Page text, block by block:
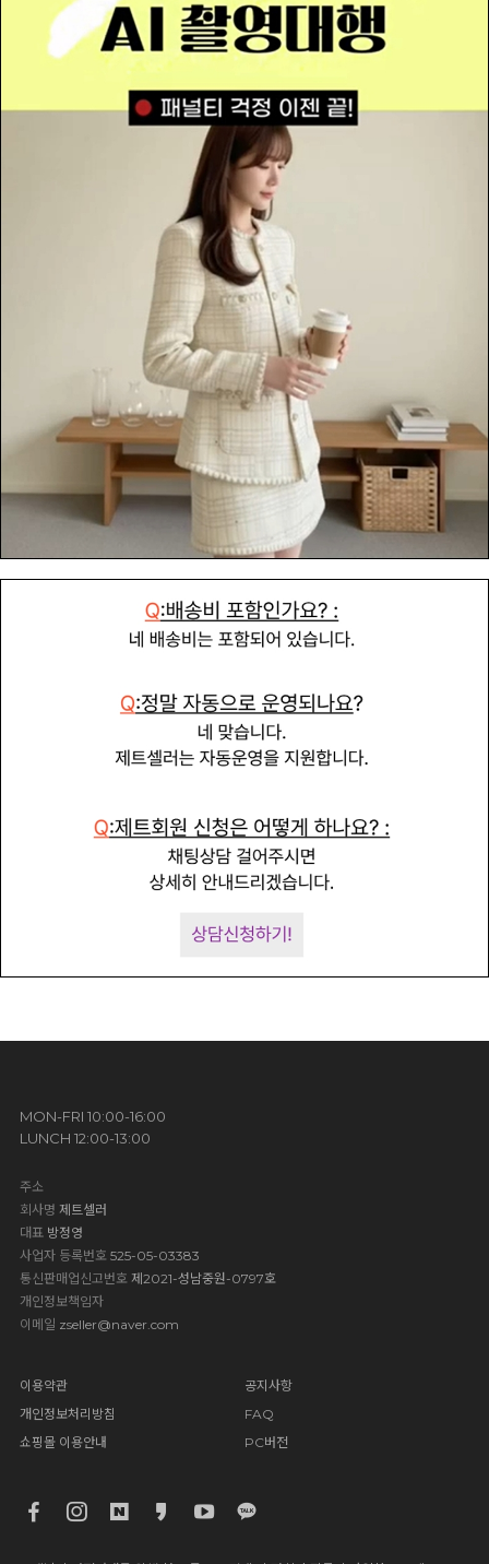
MON-FRI 10:00-16:00
LUNCH 12:00-13:00
주소
회사명 제트셀러
대표방정영
사업자 등록번호 525-05-03383
통신판매업신고번호 제2021-성남중원-0797호
개인정보책임자
이메일 zseller@naver.com
이용약관
개인정보처리방침
쇼핑몰 이용안내
공지사항
FAQ
PC버전